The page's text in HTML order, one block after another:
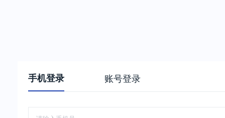
手机登录 账号登录